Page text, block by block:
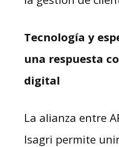
Tecnología y
una respuesta
digital
La alianza entre
Isagri permite